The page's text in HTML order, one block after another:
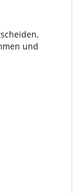
und